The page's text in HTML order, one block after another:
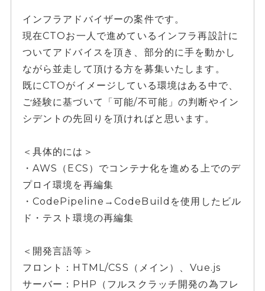
インフラアドバイザーの案件です。
現在CTOお一人で進めているインフラ再設計に
ついてアドバイスを頂き、部分的に手を動かし
ながら並走して頂ける方を募集いたします。
既にCTOがイメージしている環境はある中で、
ご経験に基づいて「可能/不可能」の判断やイン
シデントの先回りを頂ければと思います。
＜具体的には＞
・AWS（ECS）でコンテナ化を進める上でのデ
プロイ環境を再編集
・CodePipeline→CodeBuildを使用したビル
ド・テスト環境の再編集
＜開発言語等＞
フロント：HTML/CSS（メイン）、Vue.js
サーバー：PHP（フルスクラッチ開発の為フレ